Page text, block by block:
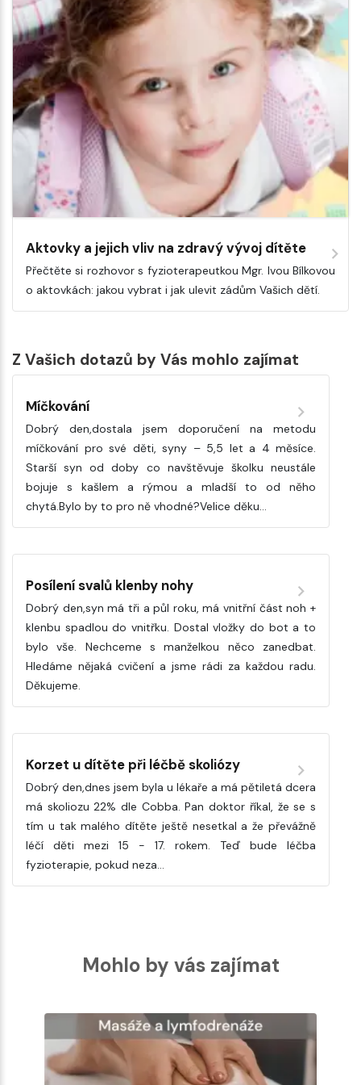
Aktovky a jejich vliv na zdravý vývoj dítěte
Přečtěte si rozhovor s fyzioterapeutkou Mgr. Ivou Bílkovou
o aktovkách: jakou vybrat i jak ulevit zádům Vašich dětí.
Z Vašich dotazů by Vás mohlo zajímat
Míčkování
Dobrý den,dostala jsem doporučení na metodu
míčkování pro své děti, syny – 5,5 let a 4 měsíce.
Starší syn od doby co navštěvuje školku neustále
bojuje s kašlem a rýmou a mladší to od něho
chytá.Bylo by to pro ně vhodné?Velice děku…
Posílení svalů klenby nohy
Dobrý den,syn má tři a půl roku, má vnitřní část noh +
klenbu spadlou do vnitřku. Dostal vložky do bot a to
bylo vše. Nechceme s manželkou něco zanedbat.
Hledáme nějaká cvičení a jsme rádi za každou radu.
Děkujeme.
Korzet u dítěte při léčbě skoliózy
Dobrý den,dnes jsem byla u lékaře a má pětiletá dcera
má skoliozu 22% dle Cobba. Pan doktor říkal, že se s
tím u tak malého dítěte ještě nesetkal a že převážně
léčí děti mezi 15 - 17. rokem. Teď bude léčba
fyzioterapie, pokud neza…
Mohlo by vás zajímat